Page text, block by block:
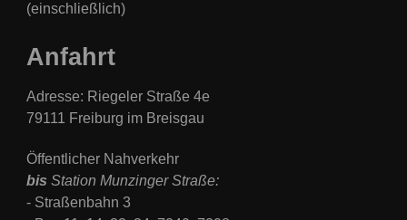
(einschließlich)
Anfahrt
Adresse: Riegeler Straße 4e
79111 Freiburg im Breisgau
Öffentlicher Nahverkehr
bis Station Munzinger Straße:
- Straßenbahn 3